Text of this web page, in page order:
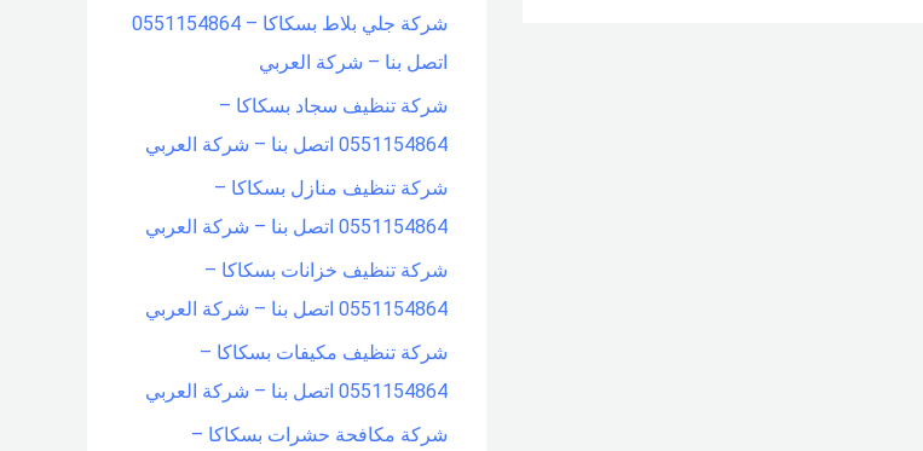
شركة جلي بلاط بسكاكا – 0551154864
اتصل بنا – شركة العربي
شركة تنظيف سجاد بسكاكا –
0551154864 اتصل بنا – شركة العربي
شركة تنظيف منازل بسكاكا –
0551154864 اتصل بنا – شركة العربي
شركة تنظيف خزانات بسكاكا –
0551154864 اتصل بنا – شركة العربي
شركة تنظيف مكيفات بسكاكا –
0551154864 اتصل بنا – شركة العربي
شركة مكافحة حشرات بسكاكا –